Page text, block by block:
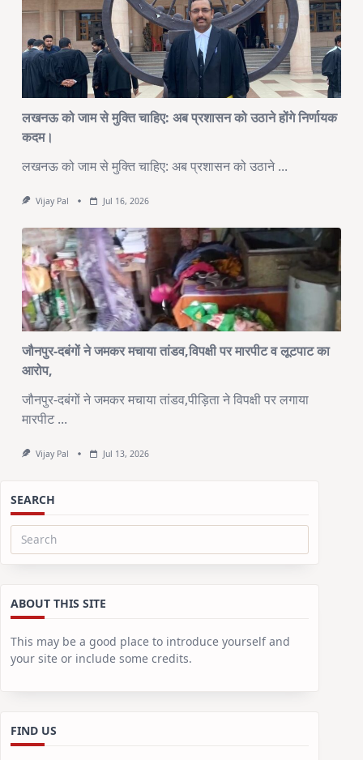
लखनऊ को जाम से मुक्ति चाहिए: अब प्रशासन को उठाने होंगे निर्णायक
कदम।
लखनऊ को जाम से मुक्ति चाहिए: अब प्रशासन को उठाने ...
Vijay Pal Jul 16, 2026
जौनपुर-दबंगों ने जमकर मचाया तांडव,विपक्षी पर मारपीट व लूटपाट का
आरोप,
जौनपुर-दबंगों ने जमकर मचाया तांडव,पीड़िता ने विपक्षी पर लगाया
मारपीट ...
Vijay Pal Jul 13, 2026
SEARCH
Search
ABOUT THIS SITE
This may be a good place to introduce yourself and
your site or include some credits.
FIND US